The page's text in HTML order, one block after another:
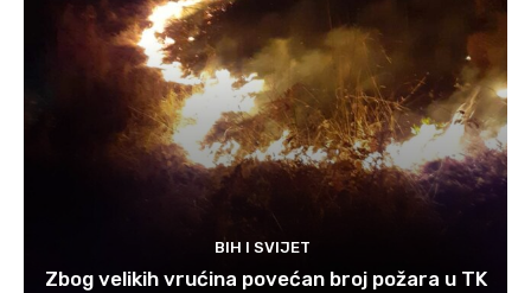
BIH I SVIJET
Zbog velikih vrućina povećan broj požara u TK